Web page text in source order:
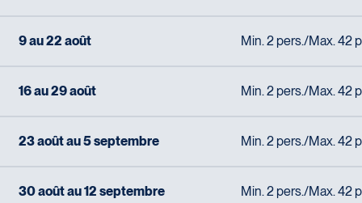
9 au 22 août Min. 2 pers./Max. 42
16 au 29 août Min. 2 pers./Max. 42
23 août au 5 septembre Min. 2 pers./Max. 42
30 août au 12 septembre Min. 2 pers./Max. 42